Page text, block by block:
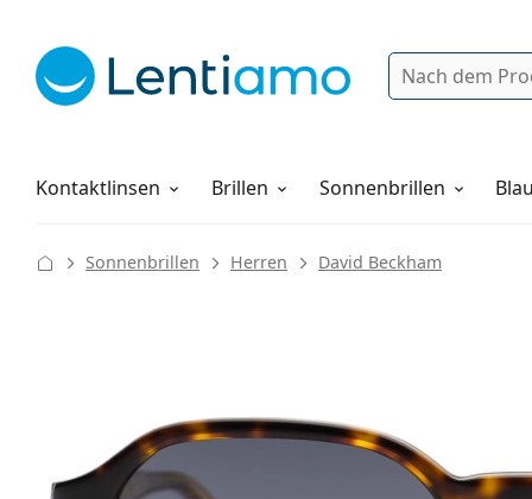
Suche
Kontaktlinsen
Pflegemittel Brillen Sonnenbrillen
Alles über den Einkauf
Sonnenbrillen Herren David Beckham